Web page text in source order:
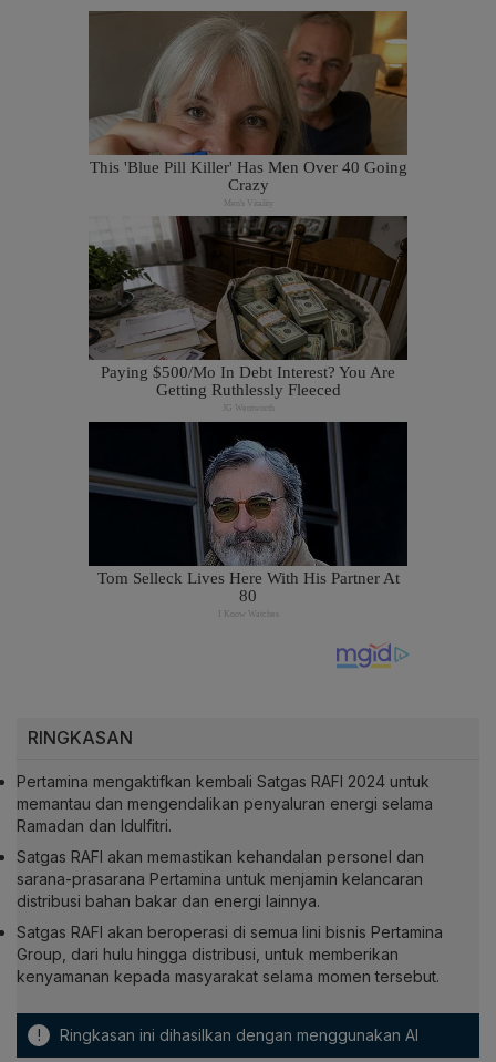
RINGKASAN
Pertamina mengaktifkan kembali Satgas RAFI 2024 untuk
memantau dan mengendalikan penyaluran energi selama
Ramadan dan Idulfitri.
Satgas RAFI akan memastikan kehandalan personel dan
sarana-prasarana Pertamina untuk menjamin kelancaran
distribusi bahan bakar dan energi lainnya.
Satgas RAFI akan beroperasi di semua lini bisnis Pertamina
Group, dari hulu hingga distribusi, untuk memberikan
kenyamanan kepada masyarakat selama momen tersebut.
! Ringkasan ini dihasilkan dengan menggunakan AI